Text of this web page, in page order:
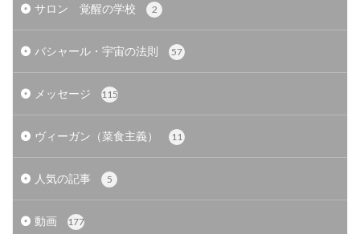
サロン 覚醒の学校 2
バシャール・宇宙の法則 57
メッセージ 115
ヴィーガン（菜食主義） 11
人気の記事 5
動画 177